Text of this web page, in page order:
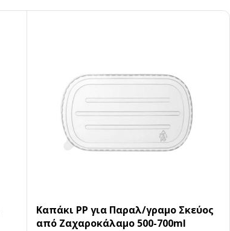
Καπάκι PP για Παραλ/γραμο Σκεύος
από Ζαχαροκάλαμο 500-700ml